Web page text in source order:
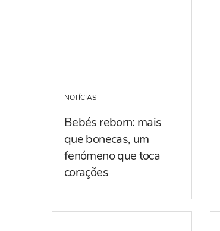
NOTÍCIAS
Bebés reborn: mais
que bonecas, um
fenómeno que toca
corações